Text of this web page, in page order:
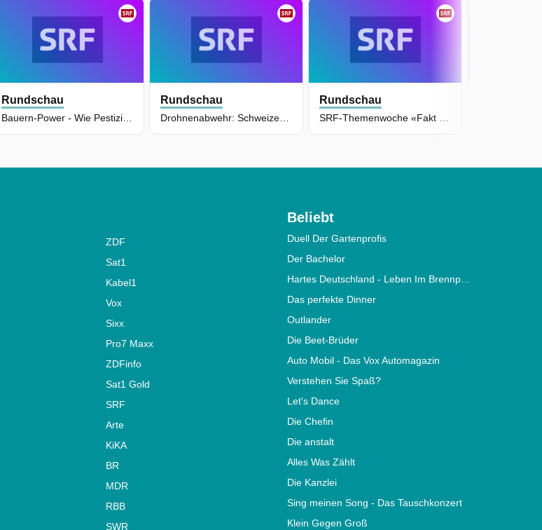
Rundschau Rundschau Rundschau
ZDF
Sat1
Kabel1
Vox
Sixx
Pro7 Maxx
ZDFinfo
Sat1 Gold
SRF
Arte
KiKA
BR
MDR
RBB
SWR
Beliebt
Duell Der Gartenprofis
Der Bachelor
Hartes Deutschland - Leben Im Brennpunkt
Das perfekte Dinner
Outlander
Die Beet-Brüder
Auto Mobil - Das Vox Automagazin
Verstehen Sie Spaß?
Let's Dance
Die Chefin
Die anstalt
Alles Was Zählt
Die Kanzlei
Sing meinen Song - Das Tauschkonzert
Klein Gegen Groß